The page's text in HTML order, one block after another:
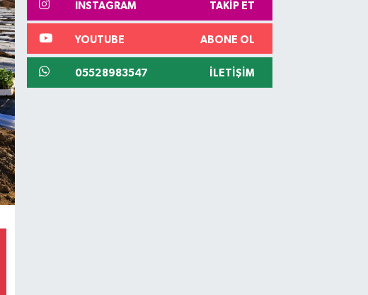
INSTAGRAM TAKIP ET
YOUTUBE ABONE OL
05528983547 İLETIŞIM